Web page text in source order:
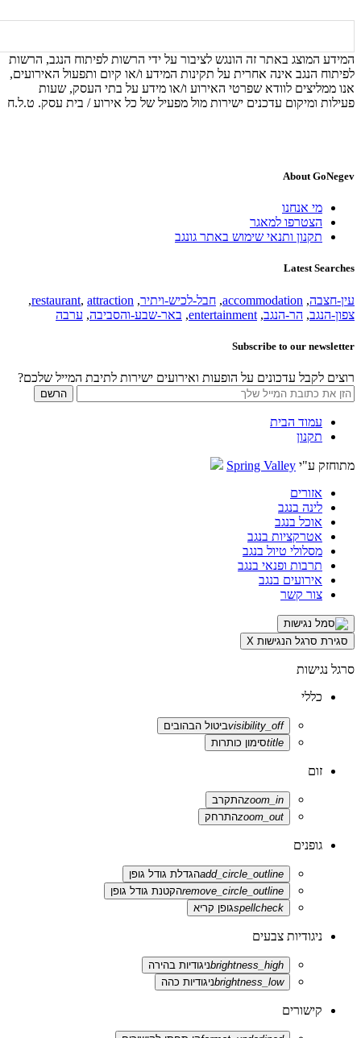
המידע המוצג באתר זה הונגש לציבור על ידי הרשות לפיתוח הנגב, הרשות
לפיתוח הנגב אינה אחרית על תקינות המידע ו/או קיום ותפעול האירועים,
אנו ממליצים לוודא שפרטי האירוע ו/או מידע על בתי העסק, שעות
פעילות ומיקום עדכנים ישירות מול מפעיל של כל אירוע / בית עסק. ט.ל.ח
About GoNegev
מי אנחנו
הצטרפו למאגר
תקנון ותנאי שימוש באתר גונגב
Latest Searches
עין-חצבה,
accommodation
, חבל-לכיש-ויתיר,
restaurant, attraction
,
צפון-הנגב, הר-הנגב,
entertainment
, באר-שבע-והסביבה, ערבה
Subscribe to our newsletter
רוצים לקבל עדכונים על הופעות ואירועים ישירות לתיבת המייל שלכם?
עמוד הבית
תקנון
מתוחזק ע"י Spring Valley
אזורים
לינה בנגב
אוכל בנגב
אטרקציות בנגב
מסלולי טיול בנגב
תרבות ופנאי בנגב
אירועים בנגב
צור קשר
סגירת סרגל הנגישות X
סרגל נגישות
כללי
visibility_offביטול הבהובים
titleסימון כותרות
זום
zoom_inהתקרב
zoom_outהתרחק
גופנים
add_circle_outlineהגדלת גודל גופן
remove_circle_outlineהקטנת גודל גופן
spellcheckגופן קריא
ניגודיות צבעים
brightness_highניגודיות בהירה
brightness_lowניגודיות כהה
קישורים